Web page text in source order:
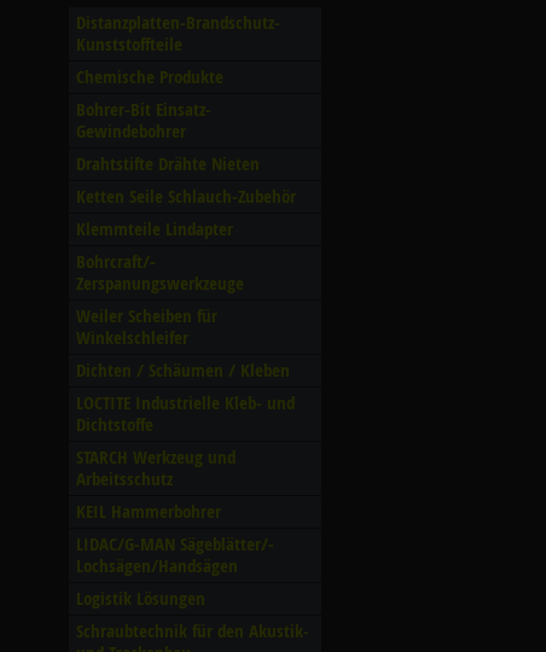
Distanzplatten-Brandschutz-
Kunststoffteile
Chemische Produkte
Bohrer-Bit Einsatz-
Gewindebohrer
Drahtstifte Drähte Nieten
Ketten Seile Schlauch-Zubehör
Klemmteile Lindapter
Bohrcraft/­
Zerspanungswerkzeuge
Weiler Scheiben für
Winkelschleifer
Dichten /­ Schäumen /­ Kleben
LOCTITE Industrielle Kleb- und
Dichtstoffe
STARCH Werkzeug und
Arbeitsschutz
KEIL Hammerbohrer
LIDAC/­G-MAN Sägeblätter/­
Lochsägen/­Handsägen
Logistik Lösungen
Schraubtechnik für den Akustik-